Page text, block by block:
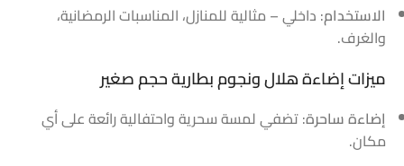
الاستخدام: داخلي – مثالية للمنازل، المناسبات الرمضانية،
والغرف.
ميزات إضاءة هلال ونجوم بطارية حجم صغير
إضاءة ساحرة: تضفي لمسة سحرية واحتفالية رائعة على أي
مكان.